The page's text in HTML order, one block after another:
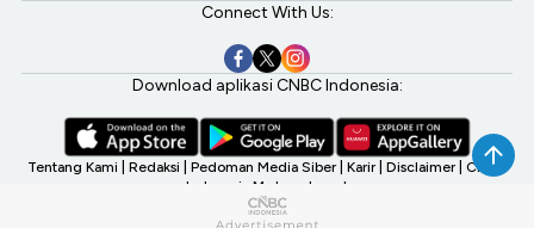
Connect With Us:
Download aplikasi CNBC Indonesia:
Tentang Kami Redaksi Pedoman Media Siber Karir Disclaimer CNBC
Indonesia My Investment
©2026 CNBC Indonesia, A Transmedia Company